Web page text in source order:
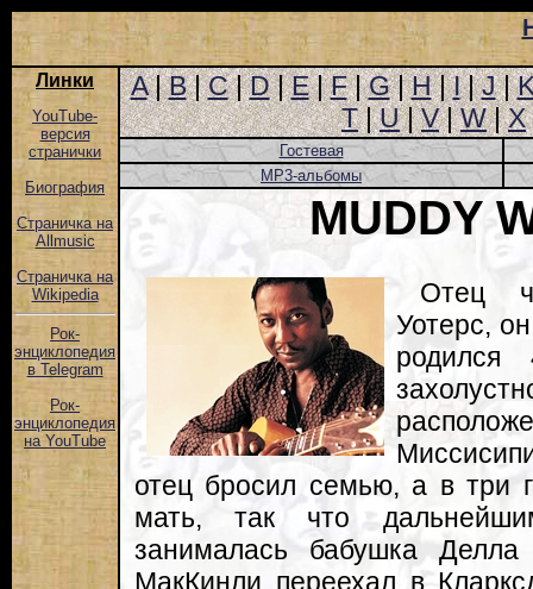
Линки
YouTube-
версия
странички
Биография
Страничка на
Allmusic
Страничка на
Wikipedia
Рок-
энциклопедия
в Telegram
Рок-
энциклопедия
на YouTube
A|B|C|D|E|F|G|H|I|J|
T|U|V|W|X
Гостевая
MP3-альбомы
MUDDY
Отец
Уотерс,
отец бросил семью, а в три
мать, так что
занималась бабушка
МакКинли переехал в